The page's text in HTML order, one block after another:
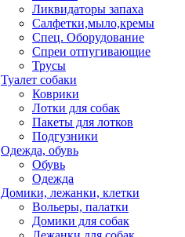
Ликвидаторы запаха
Салфетки,мыло,кремы
Спец. Оборудование
Спреи отпугивающие
Трусы
Туалет собаки
Коврики
Лотки для собак
Пакеты для лотков
Подгузники
Одежда, обувь
Обувь
Одежда
Домики, лежанки, клетки
Вольеры, палатки
Домики для собак